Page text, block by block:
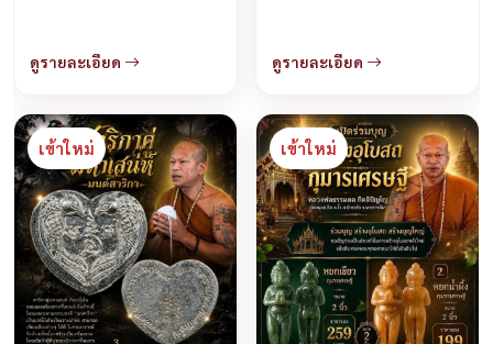
ดูรายละเอียด ดูรายละเอียด
เข้าใหม่ เข้าใหม่